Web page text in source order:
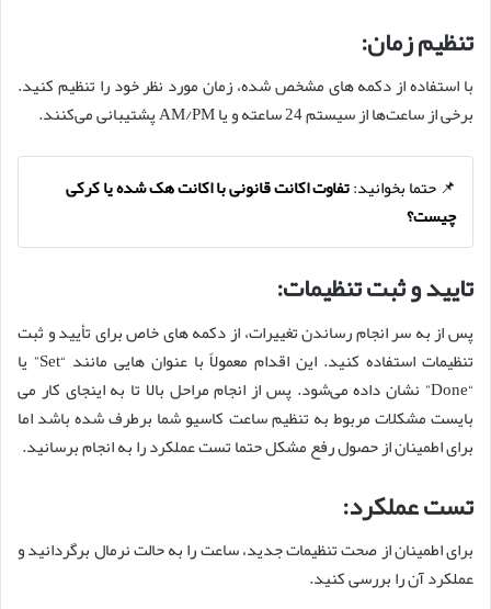
تنظیم زمان:
با استفاده از دکمه ‌های مشخص شده، زمان مورد نظر خود را تنظیم کنید.
برخی از ساعت‌ها از سیستم 24 ساعته و یا AM/PM پشتیبانی می‌کنند.
📌 حتما بخوانید:تفاوت اکانت قانونی با اکانت هک شده یا کرکی
چیست؟
تایید و ثبت تنظیمات:
پس از به سر انجام رساندن تغییرات، از دکمه‌ های خاص برای تأیید و ثبت
تنظیمات استفاده کنید. این اقدام معمولاً با عنوان ‌هایی مانند “Set” یا
“Done” نشان داده می‌شود. پس از انجام مراحل بالا تا به اینجای کار می
بایست مشکلات مربوط به تنظیم ساعت کاسیو شما برطرف شده باشد اما
برای اطمینان از حصول رفع مشکل حتما تست عملکرد را به انجام برسانید.
تست عملکرد:
برای اطمینان از صحت تنظیمات جدید، ساعت را به حالت نرمال برگردانید و
عملکرد آن را بررسی کنید.